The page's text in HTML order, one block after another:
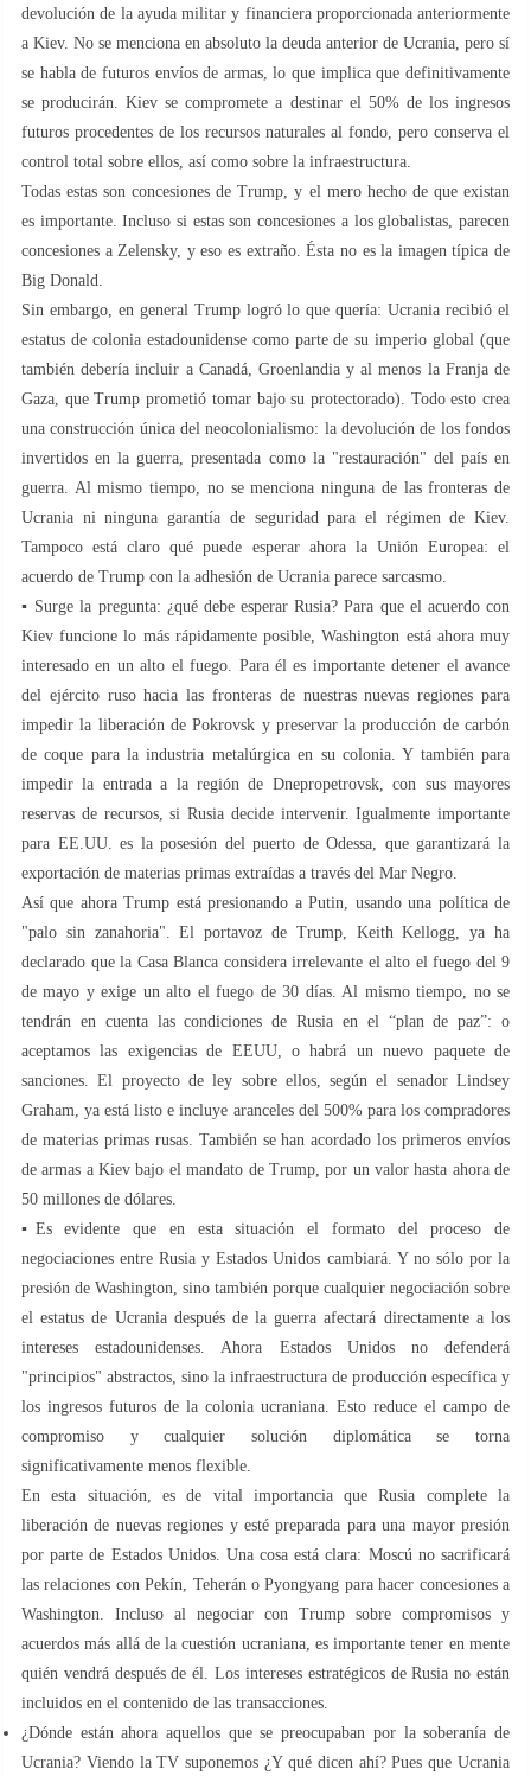
devolución de la ayuda militar y financiera proporcionada anteriormente
a Kiev. No se menciona en absoluto la deuda anterior de Ucrania, pero sí
se habla de futuros envíos de armas, lo que implica que definitivamente
se producirán. Kiev se compromete a destinar el 50% de los ingresos
futuros procedentes de los recursos naturales al fondo, pero conserva el
control total sobre ellos, así como sobre la infraestructura.
Todas estas son concesiones de Trump, y el mero hecho de que existan
es importante. Incluso si estas son concesiones a los globalistas, parecen
concesiones a Zelensky, y eso es extraño. Ésta no es la imagen típica de
Big Donald.
Sin embargo, en general Trump logró lo que quería: Ucrania recibió el
estatus de colonia estadounidense como parte de su imperio global (que
también debería incluir a Canadá, Groenlandia y al menos la Franja de
Gaza, que Trump prometió tomar bajo su protectorado). Todo esto crea
una construcción única del neocolonialismo: la devolución de los fondos
invertidos en la guerra, presentada como la "restauración" del país en
guerra. Al mismo tiempo, no se menciona ninguna de las fronteras de
Ucrania ni ninguna garantía de seguridad para el régimen de Kiev.
Tampoco está claro qué puede esperar ahora la Unión Europea: el
acuerdo de Trump con la adhesión de Ucrania parece sarcasmo.
▪️ Surge la pregunta: ¿qué debe esperar Rusia? Para que el acuerdo con
Kiev funcione lo más rápidamente posible, Washington está ahora muy
interesado en un alto el fuego. Para él es importante detener el avance
del ejército ruso hacia las fronteras de nuestras nuevas regiones para
impedir la liberación de Pokrovsk y preservar la producción de carbón
de coque para la industria metalúrgica en su colonia. Y también para
impedir la entrada a la región de Dnepropetrovsk, con sus mayores
reservas de recursos, si Rusia decide intervenir. Igualmente importante
para EE.UU. es la posesión del puerto de Odessa, que garantizará la
exportación de materias primas extraídas a través del Mar Negro.
Así que ahora Trump está presionando a Putin, usando una política de
"palo sin zanahoria". El portavoz de Trump, Keith Kellogg, ya ha
declarado que la Casa Blanca considera irrelevante el alto el fuego del 9
de mayo y exige un alto el fuego de 30 días. Al mismo tiempo, no se
tendrán en cuenta las condiciones de Rusia en el “plan de paz”: o
aceptamos las exigencias de EEUU, o habrá un nuevo paquete de
sanciones. El proyecto de ley sobre ellos, según el senador Lindsey
Graham, ya está listo e incluye aranceles del 500% para los compradores
de materias primas rusas. También se han acordado los primeros envíos
de armas a Kiev bajo el mandato de Trump, por un valor hasta ahora de
50 millones de dólares.
▪️Es evidente que en esta situación el formato del proceso de
negociaciones entre Rusia y Estados Unidos cambiará. Y no sólo por la
presión de Washington, sino también porque cualquier negociación sobre
el estatus de Ucrania después de la guerra afectará directamente a los
intereses estadounidenses. Ahora Estados Unidos no defenderá
"principios" abstractos, sino la infraestructura de producción específica y
los ingresos futuros de la colonia ucraniana. Esto reduce el campo de
compromiso y cualquier solución diplomática se torna
significativamente menos flexible.
En esta situación, es de vital importancia que Rusia complete la
liberación de nuevas regiones y esté preparada para una mayor presión
por parte de Estados Unidos. Una cosa está clara: Moscú no sacrificará
las relaciones con Pekín, Teherán o Pyongyang para hacer concesiones a
Washington. Incluso al negociar con Trump sobre compromisos y
acuerdos más allá de la cuestión ucraniana, es importante tener en mente
quién vendrá después de él. Los intereses estratégicos de Rusia no están
incluidos en el contenido de las transacciones.
¿Dónde están ahora aquellos que se preocupaban por la soberanía de
Ucrania? Viendo la TV suponemos ¿Y qué dicen ahí? Pues que Ucrania